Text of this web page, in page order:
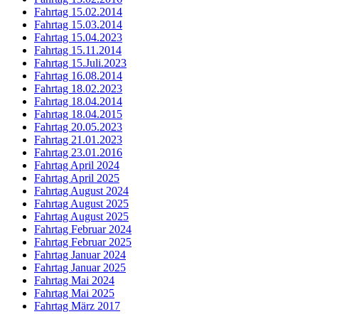
Fahrtag 15.02.2014
Fahrtag 15.03.2014
Fahrtag 15.04.2023
Fahrtag 15.11.2014
Fahrtag 15.Juli.2023
Fahrtag 16.08.2014
Fahrtag 18.02.2023
Fahrtag 18.04.2014
Fahrtag 18.04.2015
Fahrtag 20.05.2023
Fahrtag 21.01.2023
Fahrtag 23.01.2016
Fahrtag April 2024
Fahrtag April 2025
Fahrtag August 2024
Fahrtag August 2025
Fahrtag August 2025
Fahrtag Februar 2024
Fahrtag Februar 2025
Fahrtag Januar 2024
Fahrtag Januar 2025
Fahrtag Mai 2024
Fahrtag Mai 2025
Fahrtag März 2017